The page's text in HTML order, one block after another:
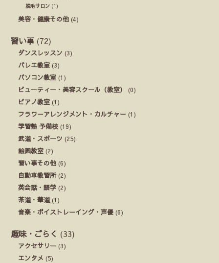
脱毛サロン (1)
美容・健康その他 (4)
習い事 (72)
ダンスレッスン (3)
バレエ教室 (3)
パソコン教室 (1)
ビューティー・美容スクール（教室）
(0)
ピアノ教室 (1)
フラワーアレンジメント・カルチャー (1)
学習塾 予備校 (19)
武道・スポーツ (25)
絵画教室 (2)
習い事その他 (6)
自動車教習所(2)
英会話・語学 (2)
茶道・華道(1)
音楽・ボイストレーイング・声優 (6)
趣味・ごらく (33)
アクセサリー (3)
エンタメ (5)